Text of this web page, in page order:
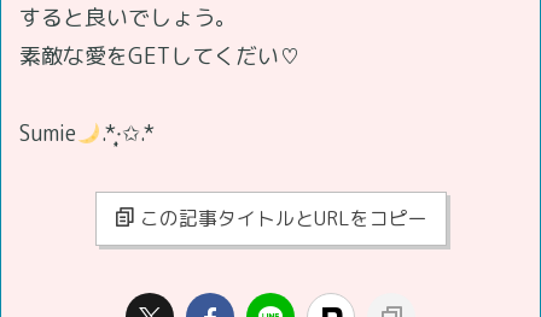
すると良いでしょう。
素敵な愛をGETしてくだい♡
Sumie .*·̩͙✩.*
この記事タイトルとURLをコピー